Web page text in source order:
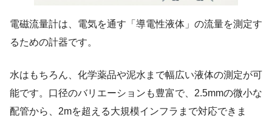
電磁流量計は、電気を通す「導電性液体」の流量を測定す
るための計器です。
水はもちろん、化学薬品や泥水まで幅広い液体の測定が可
能です。口径のバリエーションも豊富で、2.5mmの微小な
配管から、2mを超える大規模インフラまで対応できま